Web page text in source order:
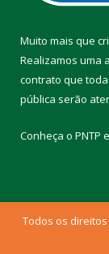
Muito mais que
Realizamos uma
contrato que
pública serão
Conheça o PNTP
Todos os